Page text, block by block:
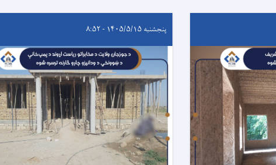
پنجشنبه ۱۴۰۵/۵/۱۵ - ۸:۵۲